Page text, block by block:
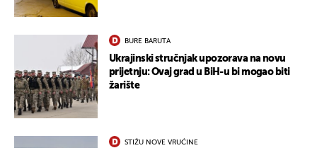
BURE BARUTA
Ukrajinski stručnjak upozorava na novu
prijetnju: Ovaj grad u BiH-u bi mogao biti
žarište
STIŽU NOVE VRUĆINE